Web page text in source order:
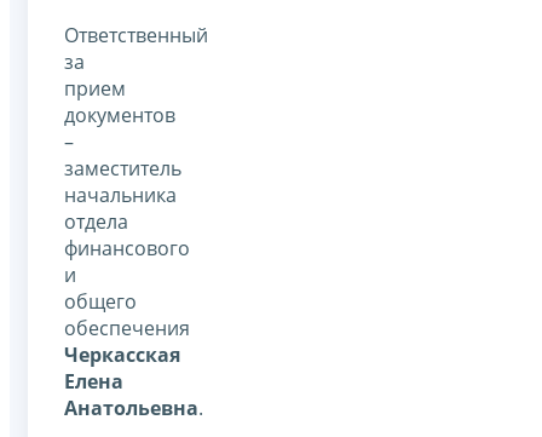
Ответственный
за
прием
документов
–
заместитель
начальника
отдела
финансового
и
общего
обеспечения
Черкасская
Елена
Анатольевна.